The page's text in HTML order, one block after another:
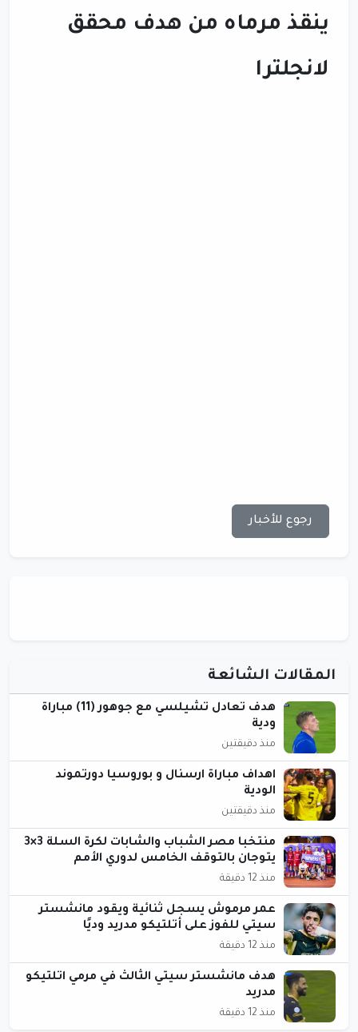
ينقذ مرماه من هدف محقق
لانجلترا
رجوع للأخبار
المقالات الشائعة
هدف تعادل تشيلسي مع جوهور (11) مباراة
ودية
منذ دقيقتين
اهداف مباراة ارسنال و بوروسيا دورتموند
الودية
منذ دقيقتين
منتخبا مصر الشباب والشابات لكرة السلة 3×3
يتوجان بالتوقف الخامس لدوري الأمم
منذ 12 دقيقة
عمر مرموش يسجل ثنائية ويقود مانشستر
سيتي للفوز على أتلتيكو مدريد وديًا
منذ 12 دقيقة
هدف مانشستر سيتي الثالث في مرمي اتلتيكو
مدريد
منذ 12 دقيقة